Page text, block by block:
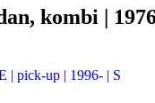
kombi |